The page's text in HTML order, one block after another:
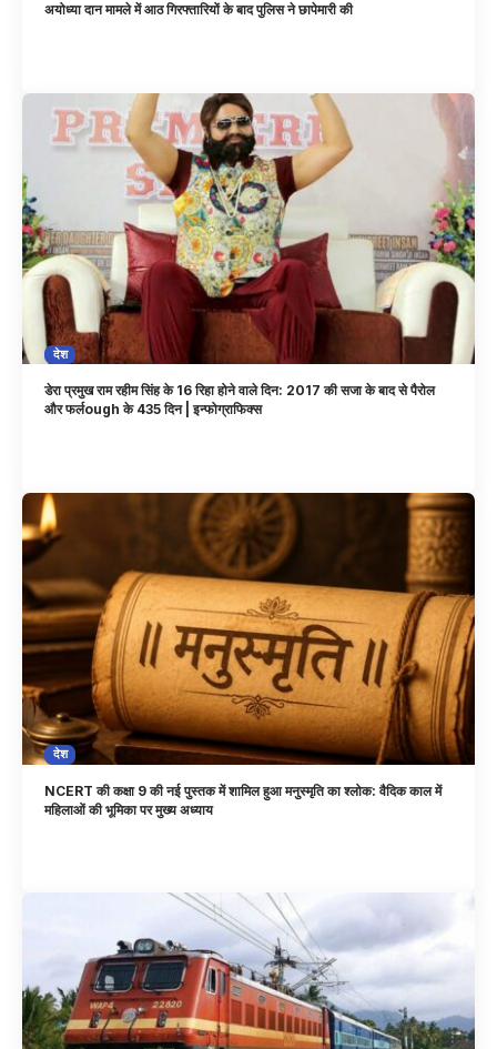
अयोध्या दान मामले में आठ गिरफ्तारियों के बाद पुलिस ने छापेमारी की
देश
डेरा प्रमुख राम रहीम सिंह के 16 रिहा होने वाले दिन: 2017 की सजा के बाद से पैरोल
और फर्लough के 435 दिन | इन्फोग्राफिक्स
देश
NCERT की कक्षा 9 की नई पुस्तक में शामिल हुआ मनुस्मृति का श्लोक: वैदिक काल में
महिलाओं की भूमिका पर मुख्य अध्याय